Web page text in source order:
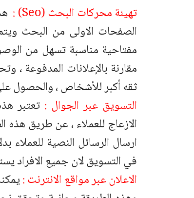
تهيئة محركات البحث (Seo) :
الصفحات الاولى من البحث
مفتاحية مناسبة تسهل من
مقارنة بالإعلانات المدفوعة ،
ثقه أكبر للأشخاص ، والحصول
التسويق عبر الجوال : تعتبر
الازعاج للعملاء ، عن طريق هذه
ارسال الرسائل النصية
في التسويق لان جميع الافراد
الاعلان عبر مواقع الانترنت :